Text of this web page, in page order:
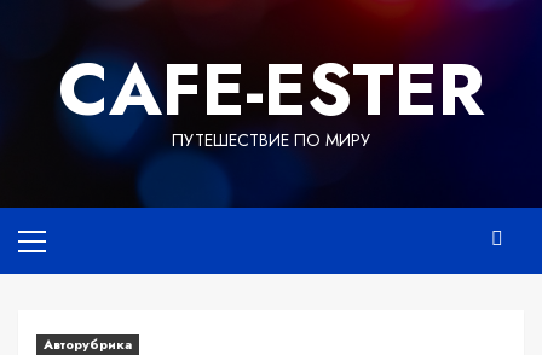
содержимому
СAFE-ESTER
ПУТЕШЕСТВИЕ ПО МИРУ
меню
Авторубрика